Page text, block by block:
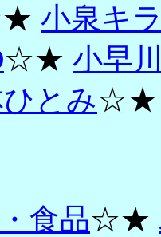
小泉キ
☆★ 小早
とみ
食品☆★